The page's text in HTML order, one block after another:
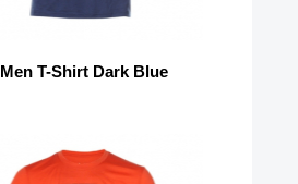
Men T-Shirt Dark Blue